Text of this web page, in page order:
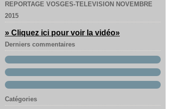
REPORTAGE VOSGES-TELEVISION NOVEMBRE
2015
» Cliquez ici pour voir la vidéo»
Derniers commentaires
Catégories